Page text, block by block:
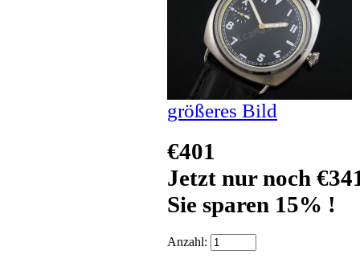
größeres Bild
€401
Jetzt nur noch
Sie sparen 15% !
Anzahl: